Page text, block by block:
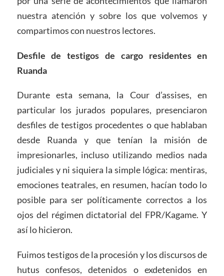
nuestra atención y sobre los que volvemos y
compartimos con nuestros lectores.
Desfile de testigos de cargo residentes en
Ruanda
Durante esta semana, la Cour d’assises, en
particular los jurados populares, presenciaron
desfiles de testigos procedentes o que hablaban
desde Ruanda y que tenían la misión de
impresionarles, incluso utilizando medios nada
judiciales y ni siquiera la simple lógica: mentiras,
emociones teatrales, en resumen, hacían todo lo
posible para ser políticamente correctos a los
ojos del régimen dictatorial del FPR/Kagame. Y
así lo hicieron.
Fuimos testigos de la procesión y los discursos de
hutus confesos, detenidos o exdetenidos en